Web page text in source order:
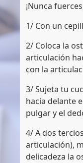
¡Nunca
1/ Con un
2/ Coloca la
articulación
con la
3/ Sujeta tu
hacia delante
pulgar y el
4/ A dos
articulación),
delicadeza la